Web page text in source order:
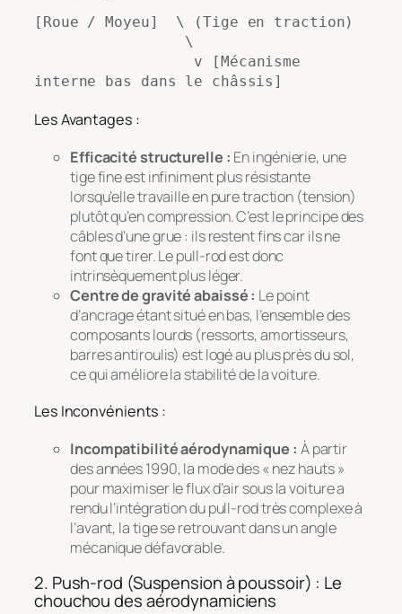
[Roue / Moyeu]  \ (Tige en traction)
Les Avantages :
Efficacité structurelle : En ingénierie, une
tige fine est infiniment plus résistante
lorsqu’elle travaille en pure traction (tension)
plutôt qu’en compression. C’est le principe des
câbles d’une grue : ils restent fins car ils ne
font que tirer. Le pull-rod est donc
intrinsèquement plus léger.
Centre de gravité abaissé : Le point
d’ancrage étant situé en bas, l’ensemble des
composants lourds (ressorts, amortisseurs,
barres antiroulis) est logé au plus près du sol,
ce qui améliore la stabilité de la voiture.
Les Inconvénients :
Incompatibilité aérodynamique : À partir
des années 1990, la mode des « nez hauts »
pour maximiser le flux d’air sous la voiture a
rendu l’intégration du pull-rod très complexe à
l’avant, la tige se retrouvant dans un angle
mécanique défavorable.
2. Push-rod (Suspension à poussoir) : Le
chouchou des aérodynamiciens